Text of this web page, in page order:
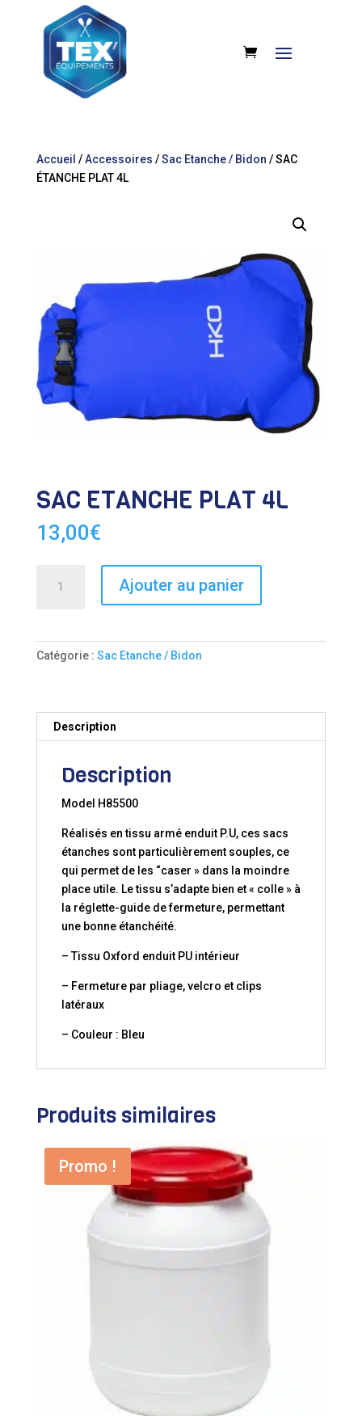
Accueil /Accessoires /Sac Etanche / Bidon / SAC
ÉTANCHE PLAT 4L
SAC ÉTANCHE PLAT 4L
13,00€
PLAT
Ajouter au panier
Catégorie : Sac Etanche / Bidon
Description
Description
Model H85500
Réalisés en tissu armé enduit P.U, ces sacs
étanches sont particulièrement souples, ce
qui permet de les “caser » dans la moindre
place utile. Le tissu s’adapte bien et « colle » à
la réglette-guide de fermeture, permettant
une bonne étanchéité.
– Tissu Oxford enduit PU intérieur
– Fermeture par pliage, velcro et clips
latéraux
– Couleur : Bleu
Produits similaires
Promo !